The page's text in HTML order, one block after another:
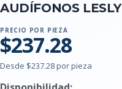
AUDÍFONOS LESLY
PRECIO POR PIEZA
$237.28
Desde $237.28 por pieza